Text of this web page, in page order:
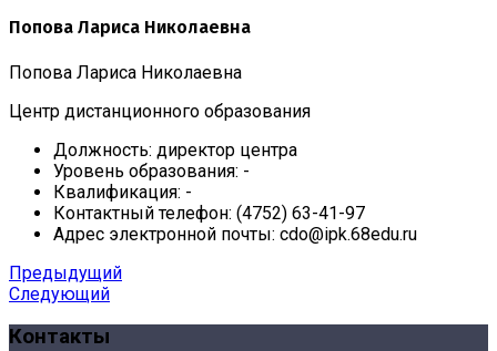
Попова Лариса Николаевна
Попова Лариса Николаевна
Центр дистанционного образования
Должность: директор центра
Уровень образования: -
Квалификация: -
Контактный телефон: (4752) 63-41-97
Адрес электронной почты: cdo@ipk.68edu.ru
Предыдущий
Следующий
Контакты